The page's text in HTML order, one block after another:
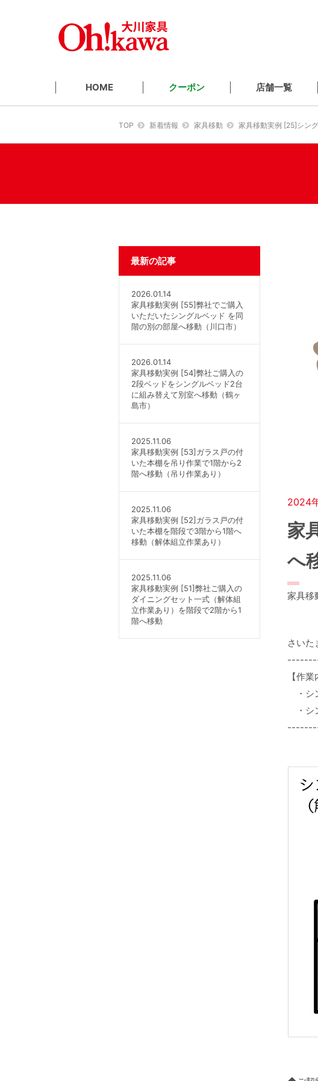
HOME クーポン 店舗一覧
TOP 新着情報 家具移動 家具移動実例 [25]シン
2024
家
へ
家具移
さいた
【作業
・シ
・シ
最新の記事
2026.01.14
家具移動実例 [55]弊社でご購入
いただいたシングルベッド を同
階の別の部屋へ移動（川口市）
2026.01.14
家具移動実例 [54]弊社ご購入の
2段ベッドをシングルベッド2台
に組み替えて別室へ移動（鶴ヶ
島市）
2025.11.06
家具移動実例 [53]ガラス戸の付
いた本棚を吊り作業で1階から2
階へ移動（吊り作業あり）
2025.11.06
家具移動実例 [52]ガラス戸の付
いた本棚を階段で3階から1階へ
移動（解体組立作業あり）
2025.11.06
家具移動実例 [51]弊社ご購入の
ダイニングセット一式（解体組
立作業あり）を階段で2階から1
階へ移動